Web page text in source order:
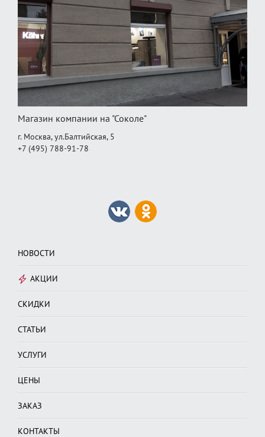
Магазин компании на "Соколе"
г. Москва, ул.Балтийская, 5
+7 (495) 788-91-78
НОВОСТИ
АКЦИИ
СКИДКИ
СТАТЬИ
УСЛУГИ
ЦЕНЫ
ЗАКАЗ
КОНТАКТЫ